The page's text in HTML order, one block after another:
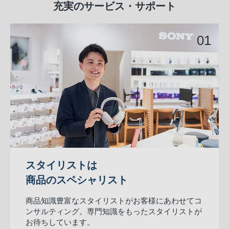
充実のサービス・サポート
スタイリストは
商品のスペシャリスト
商品知識豊富なスタイリストがお客様にあわせてコ
ンサルティング。専門知識をもったスタイリストが
お待ちしています。